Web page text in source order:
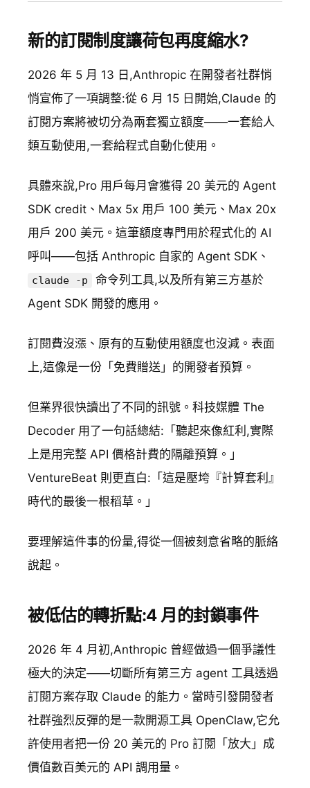
新的訂閱制度讓荷包再度縮水?
2026 年 5 月 13 日,Anthropic 在開發者社群悄
悄宣佈了一項調整:從 6 月 15 日開始,Claude 的
訂閱方案將被切分為兩套獨立額度——一套給人
類互動使用,一套給程式自動化使用。
具體來說,Pro 用戶每月會獲得 20 美元的 Agent
SDK credit、Max 5x 用戶 100 美元、Max 20x
用戶 200 美元。這筆額度專門用於程式化的 AI
呼叫——包括 Anthropic 自家的 Agent SDK、
claude -p
命令列工具,以及所有第三方基於
Agent SDK 開發的應用。
訂閱費沒漲、原有的互動使用額度也沒減。表面
上,這像是一份「免費贈送」的開發者預算。
但業界很快讀出了不同的訊號。科技媒體 The
Decoder 用了一句話總結:「聽起來像紅利,實際
上是用完整 API 價格計費的隔離預算。」
VentureBeat 則更直白:「這是壓垮『計算套利』
時代的最後一根稻草。」
要理解這件事的份量,得從一個被刻意省略的脈絡
說起。
被低估的轉折點:4 月的封鎖事件
2026 年 4 月初,Anthropic 曾經做過一個爭議性
極大的決定——切斷所有第三方 agent 工具透過
訂閱方案存取 Claude 的能力。當時引發開發者
社群強烈反彈的是一款開源工具 OpenClaw,它允
許使用者把一份 20 美元的 Pro 訂閱「放大」成
價值數百美元的 API 調用量。